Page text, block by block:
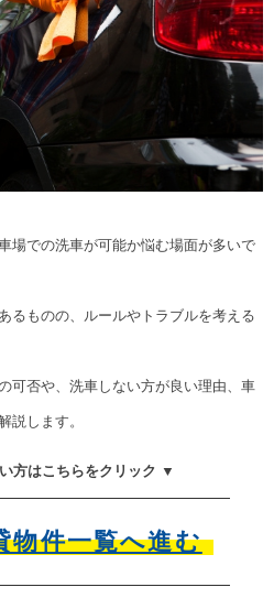
場での洗車が可能か悩む場面が多いで
るものの、ルールやトラブルを考える
可否や、洗車しない方が良い理由、車
説します。
方はこちらをクリック ▼
物件一覧へ進む